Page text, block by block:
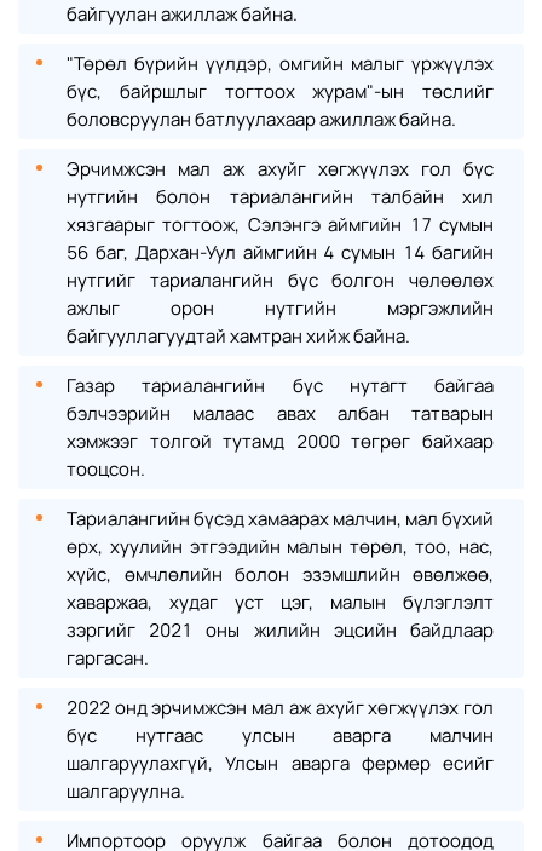
байгуулан ажиллаж байна.
"Төрөл бүрийн үүлдэр, омгийн малыг үржүүлэх
бүс, байршлыг тогтоох журам"-ын төслийг
боловсруулан батлуулахаар ажиллаж байна.
Эрчимжсэн мал аж ахуйг хөгжүүлэх гол бүс
нутгийн болон тариалангийн талбайн хил
хязгаарыг тогтоож, Сэлэнгэ аймгийн 17 сумын
56 баг, Дархан-Уул аймгийн 4 сумын 14 багийн
нутгийг тариалангийн бүс болгон чөлөөлөх
ажлыг орон нутгийн мэргэжлийн
байгууллагуудтай хамтран хийж байна.
Газар тариалангийн бүс нутагт байгаа
бэлчээрийн малаас авах албан татварын
хэмжээг толгой тутамд 2000 төгрөг байхаар
тооцсон.
Тариалангийн бүсэд хамаарах малчин, мал бүхий
өрх, хуулийн этгээдийн малын төрөл, тоо, нас,
хүйс, өмчлөлийн болон эзэмшлийн өвөлжөө,
хаваржаа, худаг уст цэг, малын бүлэглэлт
зэргийг 2021 оны жилийн эцсийн байдлаар
гаргасан.
2022 онд эрчимжсэн мал аж ахуйг хөгжүүлэх гол
бүс нутгаас улсын аварга малчин
шалгаруулахгүй, Улсын аварга фермер есийг
шалгаруулна.
Импортоор оруулж байгаа болон дотоодод